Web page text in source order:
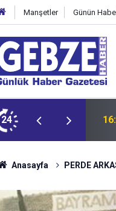
Manşetler Günün
24
Anasayfa PERDE